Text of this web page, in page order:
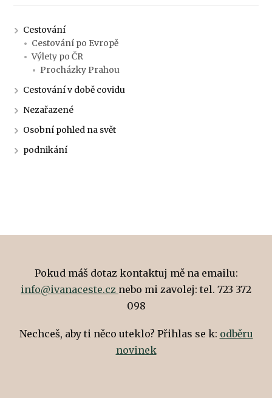
Cestování
Cestování po Evropě
Výlety po ČR
Procházky Prahou
Cestování v době covidu
Nezařazené
Osobní pohled na svět
podnikání
Pokud máš dotaz kontaktuj mě na emailu:
info@ivanaceste.cz nebo mi zavolej: tel. 723 372
098
Nechceš, aby ti něco uteklo? Přihlas se k: odběru
novinek